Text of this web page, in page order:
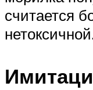
считается